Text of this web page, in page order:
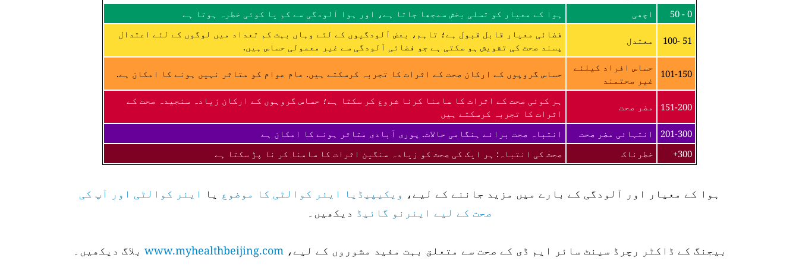
0 - 50 اچھی ہوا کے معیار کو تسلی بخش سمجھا جاتا ہے، اور ہوا آلودگی سے کم یا کوئی خطرہ ہوتا ہے
51 -100 معتدل
فضائی معیار قابل قبول ہے؛ تاہم، بعض آلودگیوں کے لئے وہاں بہت کم تعداد میں لوگوں کے لئے اعتدال
پسند صحت کی تشویش ہو سکتی ہے جو فضائی آلودگی سے غیر معمولی حساس ہیں.
101-150
حساس افراد کیلئے
غیر صحتمند
حساس گروپوں کے ارکان صحت کے اثرات کا تجربہ کرسکتے ہیں. عام عوام کو متاثر نہیں ہونے کا امکان ہے.
151-200 مضر صحت
ہر کوئی صحت کے اثرات کا سامنا کرنا شروع کر سکتا ہے؛ حساس گروہوں کے ارکان زیادہ سنجیدہ صحت کے
اثرات کا تجربہ کرسکتے ہیں
201-300
انتہائی مضر صحت
انتباہ صحت برائے ہنگامی حالات. پوری آبادی متاثر ہونے کا امکان ہے
300+
خطرناک صحت کی انتباہ: ہر ایک کی صحت کو زیادہ سنگین اثرات کا سامنا کر نا پڑ سکتا ہے
ہوا کے معیار اور آلودگی کے بارے میں مزید جاننے کے لیے، ویکیپیڈیا ایئر کوالٹی کا موضوع یا
ایئر کوالٹی اور آپ کی
صحت کے لیے ایئرنو گائیڈ دیکھیں۔
بیجنگ کے ڈاکٹر رچرڈ سینٹ سائر ایم ڈی کے صحت سے متعلق بہت مفید مشوروں کے لیے،www.myhealthbeijing.com بلاگ دیکھیں۔